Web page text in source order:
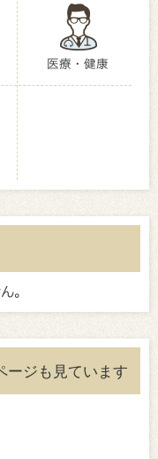
医療・健康
。
ージも見ています